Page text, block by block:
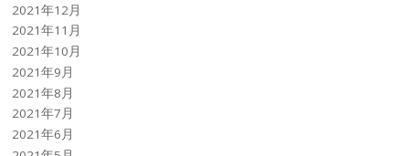
2021年12月
2021年11月
2021年10月
2021年9月
2021年8月
2021年7月
2021年6月